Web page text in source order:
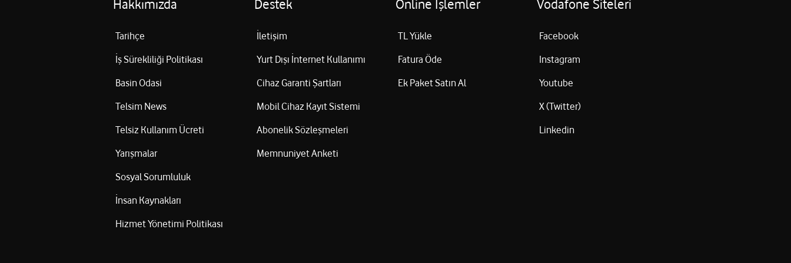
Hakkımızda
Tarihçe
İş Sürekliliği Politikası
Basin Odasi
Telsim News
Telsiz Kullanım Ücreti
Yarışmalar
Sosyal Sorumluluk
İnsan Kaynakları
Hizmet Yönetimi Politikası
Destek
İletişim
Yurt Dışı İnternet Kullanımı
Cihaz Garanti Şartları
Mobil Cihaz Kayıt Sistemi
Abonelik Sözleşmeleri
Memnuniyet Anketi
Online İşlemler
TL Yükle
Fatura Öde
Ek Paket Satın Al
Vodafone Siteleri
Facebook
Instagram
Youtube
X (Twitter)
Linkedin